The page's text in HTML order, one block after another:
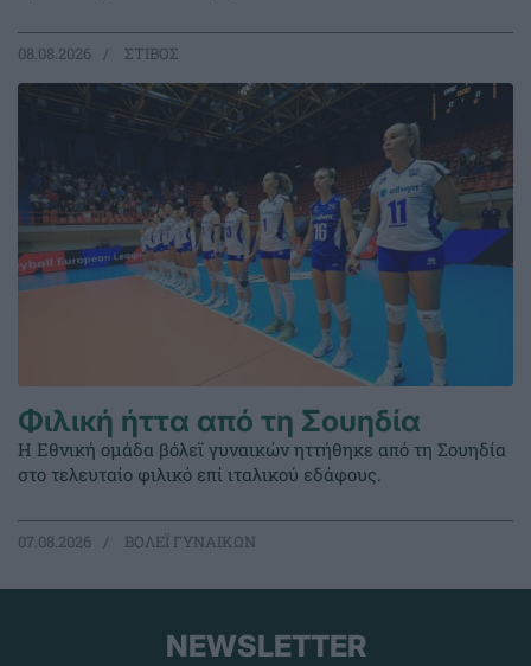
08.08.2026 ΣΤΙΒΟΣ
Φιλική ήττα από τη Σουηδία
Η Εθνική ομάδα βόλεϊ γυναικών ηττήθηκε από τη Σουηδία
στο τελευταίο φιλικό επί ιταλικού εδάφους.
07.08.2026 ΒΟΛΕΪ ΓΥΝΑΙΚΩΝ
NEWSLETTER